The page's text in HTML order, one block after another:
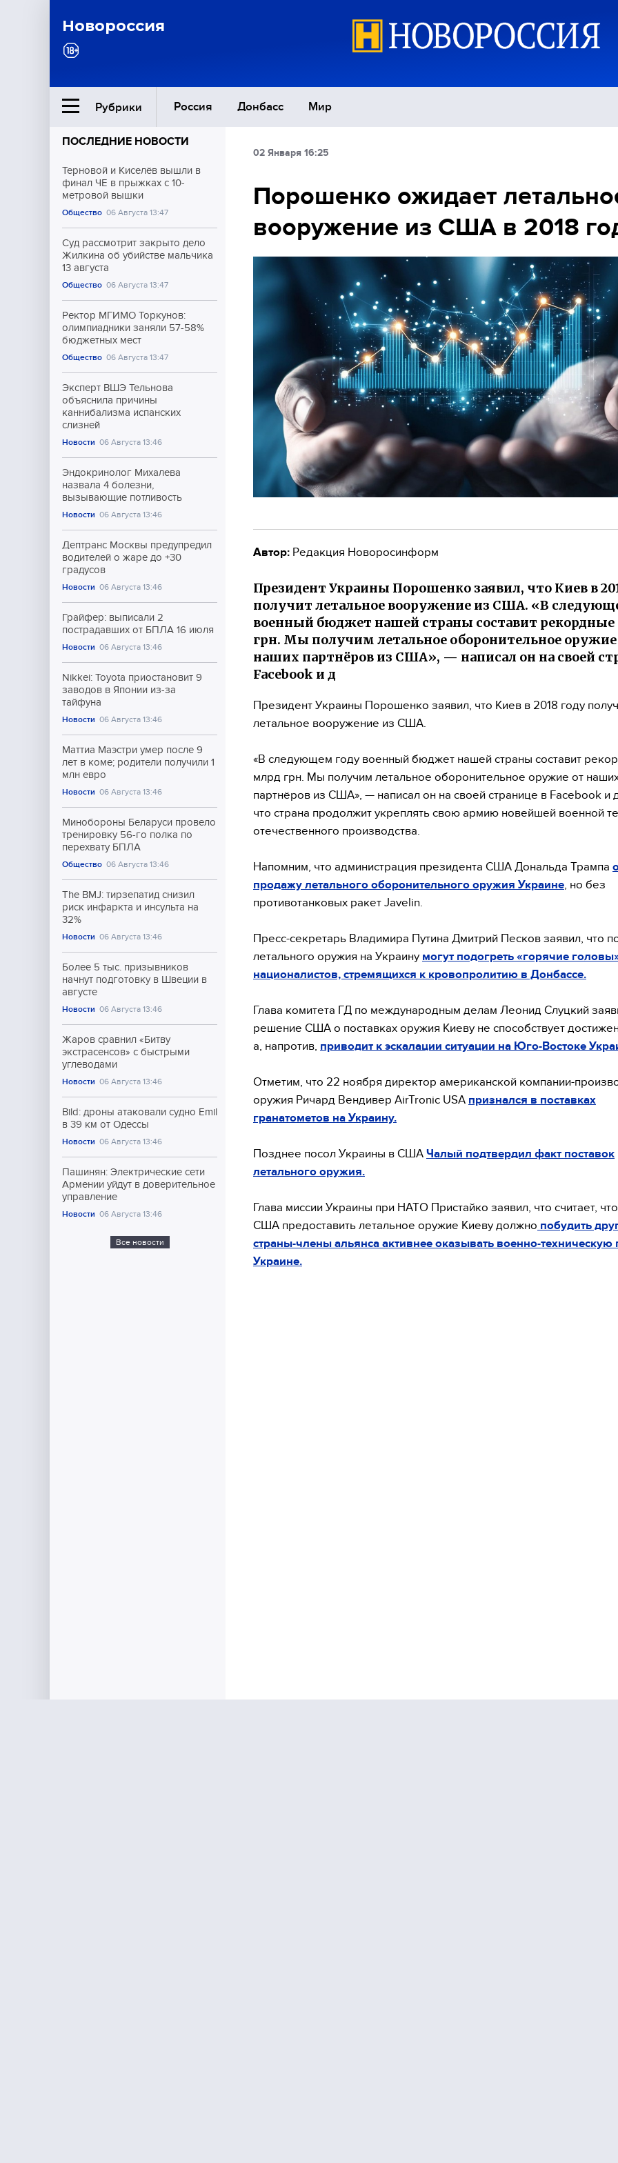
Новороссия
Рубрики Россия Донбасс Мир
Ближний Восток
Общество
Экономика
Культура
ПОСЛЕДНИЕ НОВОСТИ
Терновой и Киселёв вышли в
финал ЧЕ в прыжках с 10-
метровой вышки
Общество 06 Августа 13:47
Суд рассмотрит закрыто дело
Жилкина об убийстве мальчика
13 августа
Общество 06 Августа 13:47
Ректор МГИМО Торкунов:
олимпиадники заняли 57-58%
бюджетных мест
Общество 06 Августа 13:47
Эксперт ВШЭ Тельнова
объяснила причины
каннибализма испанских
слизней
Новости 06 Августа 13:46
Эндокринолог Михалева
назвала 4 болезни,
вызывающие потливость
Новости 06 Августа 13:46
Дептранс Москвы предупредил
водителей о жаре до +30
градусов
Новости 06 Августа 13:46
Грайфер: выписали 2
пострадавших от БПЛА 16 июля
Новости 06 Августа 13:46
Nikkei: Toyota приостановит 9
заводов в Японии из-за
тайфуна
Новости 06 Августа 13:46
Маттиа Маэстри умер после 9
лет в коме; родители получили 1
млн евро
Новости 06 Августа 13:46
Минобороны Беларуси провело
тренировку 56-го полка по
перехвату БПЛА
Общество 06 Августа 13:46
The BMJ: тирзепатид снизил
риск инфаркта и инсульта на
32%
Новости 06 Августа 13:46
Более 5 тыс. призывников
начнут подготовку в Швеции в
августе
Новости 06 Августа 13:46
Жаров сравнил «Битву
экстрасенсов» с быстрыми
углеводами
Новости 06 Августа 13:46
Bild: дроны атаковали судно Emil
в 39 км от Одессы
Новости 06 Августа 13:46
Пашинян: Электрические сети
Армении уйдут в доверительное
управление
Новости 06 Августа 13:46
Все новости
02 Января 16:25
Порошенко ожидает
вооружение из США в 2018
Автор: Редакция Новоросинформ
Президент Украины Порошенко заявил, что Киев в
получит летальное вооружение из США. «В
военный бюджет нашей страны составит рекордные
грн. Мы получим летальное оборонительное оружие
наших партнёров из США», — написал он на своей
Facebook и д
Президент Украины Порошенко заявил, что Киев в 2018 году
летальное вооружение из США.
«В следующем году военный бюджет нашей страны составит
млрд грн. Мы получим летальное оборонительное оружие от
партнёров из США», — написал он на своей странице в Facebook и
что страна продолжит укреплять свою армию новейшей военной
отечественного производства.
Напомним, что администрация президента США Дональда Трампа
продажу летального оборонительного оружия Украине , но без
противотанковых ракет Javelin.
Пресс-секретарь Владимира Путина Дмитрий Песков заявил, что
летального оружия на Украину могут подогреть «горячие
националистов, стремящихся к кровопролитию в Донбассе.
Глава комитета ГД по международным делам Леонид Слуцкий
решение США о поставках оружия Киеву не способствует
а, напротив, приводит к эскалации ситуации на Юго-Востоке
Отметим, что 22 ноября директор американской компании-
оружия Ричард Вендивер AirTronic USA признался в поставках
гранатометов на Украину.
Позднее посол Украины в США Чалый подтвердил факт поставок
летального оружия.
Глава миссии Украины при НАТО Пристайко заявил, что считает,
США предоставить летальное оружие Киеву должно побудить
страны-члены альянса активнее оказывать военно-
Украине.